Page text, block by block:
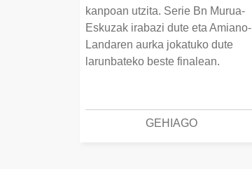
kanpoan utzita. Serie Bn Murua-
Eskuzak irabazi dute eta Amiano-
Landaren aurka jokatuko dute
larunbateko beste finalean.
GEHIAGO